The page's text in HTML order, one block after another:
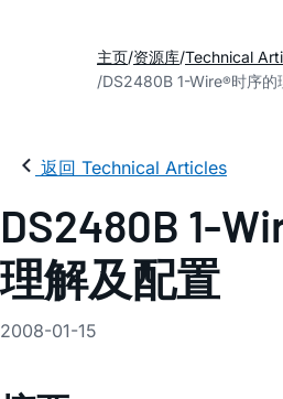
主页 资源库 Technical
DS2480B 1-Wire®时序的
返回 Technical Articles
DS2480B 1-
理解及配置
2008-01-15